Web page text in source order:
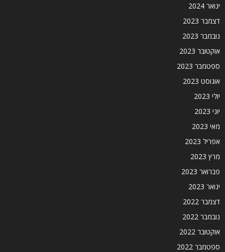
ינואר 2024
דצמבר 2023
נובמבר 2023
אוקטובר 2023
ספטמבר 2023
אוגוסט 2023
יולי 2023
יוני 2023
מאי 2023
אפריל 2023
מרץ 2023
פברואר 2023
ינואר 2023
דצמבר 2022
נובמבר 2022
אוקטובר 2022
ספטמבר 2022